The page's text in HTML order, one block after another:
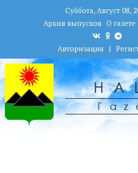
Суббота, Август 08,
Архив выпусков О газете
Авторизация |